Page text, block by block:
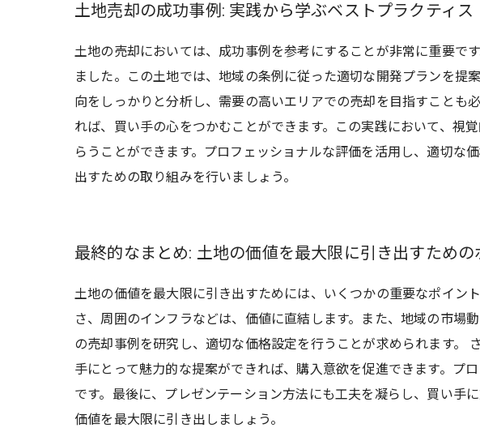
土地売却の成功事例: 実践から学ぶベストプラクティス
土地の売却においては、成功事例を参考にすることが非常に重要で
ました。この土地では、地域の条例に従った適切な開発プランを
向をしっかりと分析し、需要の高いエリアでの売却を目指すことも
れば、買い手の心をつかむことができます。この実践において、視
らうことができます。プロフェッショナルな評価を活用し、適切な
出すための取り組みを行いましょう。
最終的なまとめ: 土地の価値を最大限に引き出すための
土地の価値を最大限に引き出すためには、いくつかの重要なポイン
さ、周囲のインフラなどは、価値に直結します。また、地域の市場
の売却事例を研究し、適切な価格設定を行うことが求められます。
手にとって魅力的な提案ができれば、購入意欲を促進できます。プ
です。最後に、プレゼンテーション方法にも工夫を凝らし、買い手
価値を最大限に引き出しましょう。